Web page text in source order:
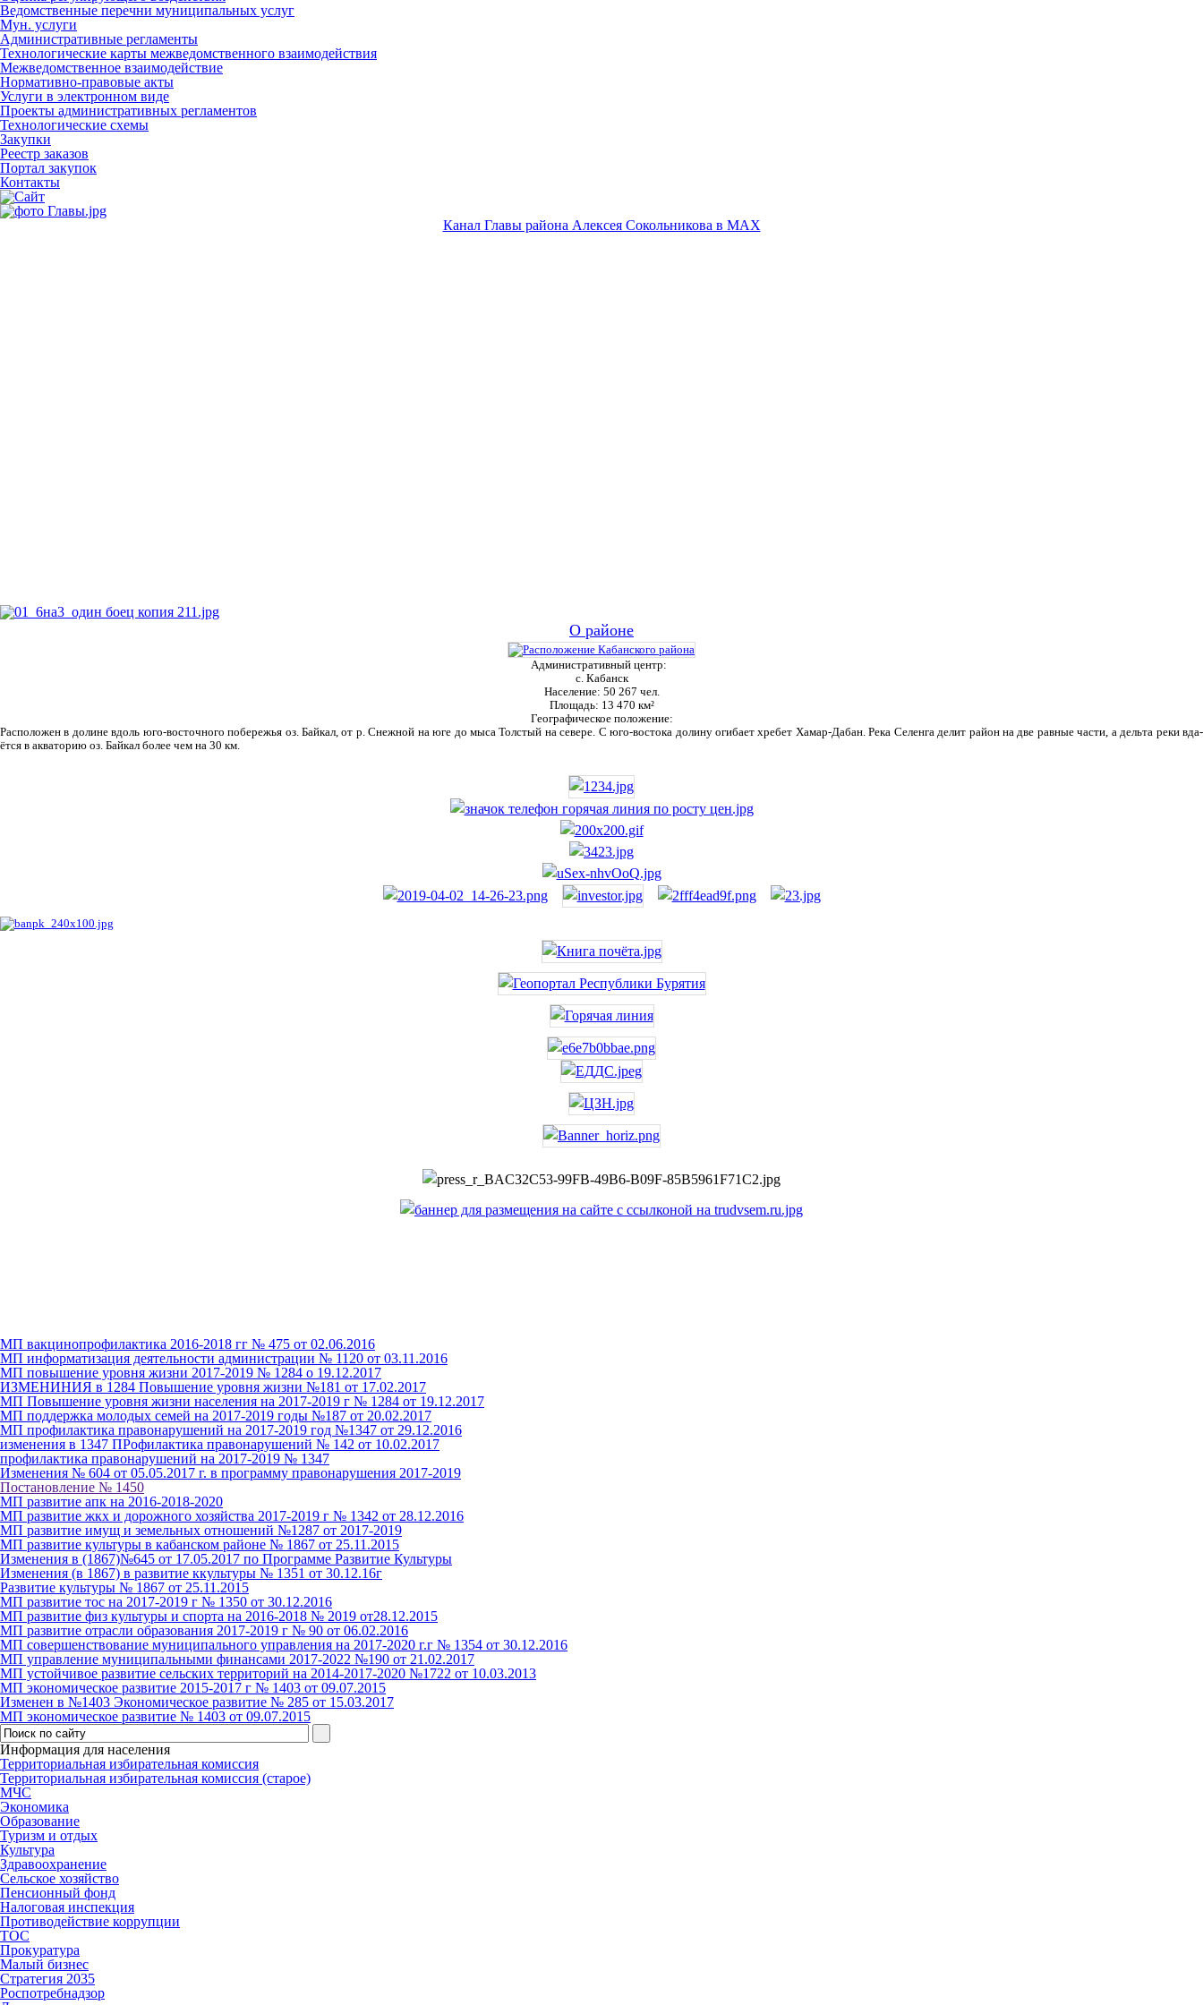
Ведомственные перечни муниципальных услуг
Мун. услуги
Административные регламенты
Технологические карты межведомственного взаимодействия
Межведомственное взаимодействие
Нормативно-правовые акты
Услуги в электронном виде
Проекты административных регламентов
Технологические схемы
Закупки
Реестр заказов
Портал закупок
Контакты
Канал Главы района Алексея Сокольникова в MAX
О районе
Административный центр:
с. Кабанск
Население: 50 267 чел.
Площадь: 13 470 км²
Географическое положение:
Рас­положен в долине вдоль юго-восточного побережья оз. Байкал, от р. Снежной на юге до мыса Толстый на севере. С юго-востока долину огибает хребет Хамар-Дабан. Река Селенга делит район на две равные части, а дельта реки вда­
ётся в акваторию оз. Байкал более чем на 30 км.
МП вакцинопрофилактика 2016-2018 гг № 475 от 02.06.2016
МП информатизация деятельности администрации № 1120 от 03.11.2016
МП повышение уровня жизни 2017-2019 № 1284 о 19.12.2017
ИЗМЕНИНИЯ в 1284 Повышение уровня жизни №181 от 17.02.2017
МП Повышение уровня жизни населения на 2017-2019 г № 1284 от 19.12.2017
МП поддержка молодых семей на 2017-2019 годы №187 от 20.02.2017
МП профилактика правонарушений на 2017-2019 год №1347 от 29.12.2016
изменения в 1347 ПРофилактика правонарушений № 142 от 10.02.2017
профилактика правонарушений на 2017-2019 № 1347
Изменения № 604 от 05.05.2017 г. в программу правонарушения 2017-2019
Постановление № 1450
МП развитие апк на 2016-2018-2020
МП развитие жкх и дорожного хозяйства 2017-2019 г № 1342 от 28.12.2016
МП развитие имущ и земельных отношений №1287 от 2017-2019
МП развитие культуры в кабанском районе № 1867 от 25.11.2015
Изменения в (1867)№645 от 17.05.2017 по Программе Развитие Культуры
Изменения (в 1867) в развитие ккультуры № 1351 от 30.12.16г
Развитие культуры № 1867 от 25.11.2015
МП развитие тос на 2017-2019 г № 1350 от 30.12.2016
МП развитие физ культуры и спорта на 2016-2018 № 2019 от28.12.2015
МП развитие отрасли образования 2017-2019 г № 90 от 06.02.2016
МП совершенствование муниципального управления на 2017-2020 г.г № 1354 от 30.12.2016
МП управление муниципальными финансами 2017-2022 №190 от 21.02.2017
МП устойчивое развитие сельских территорий на 2014-2017-2020 №1722 от 10.03.2013
МП экономическое развитие 2015-2017 г № 1403 от 09.07.2015
Изменен в №1403 Экономическое развитие № 285 от 15.03.2017
МП экономическое развитие № 1403 от 09.07.2015
Информация для населения
Территориальная избирательная комиссия
Территориальная избирательная комиссия (старое)
МЧС
Экономика
Образование
Туризм и отдых
Культура
Здравоохранение
Сельское хозяйство
Пенсионный фонд
Налоговая инспекция
Противодействие коррупции
ТОС
Прокуратура
Малый бизнес
Стратегия 2035
Роспотребнадзор